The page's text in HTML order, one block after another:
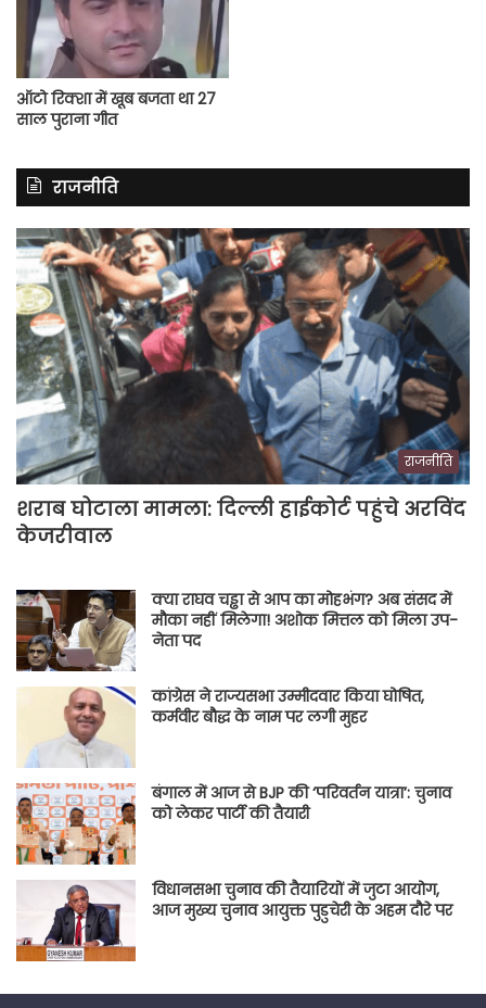
ऑटो रिक्शा में खूब बजता था 27
साल पुराना गीत
राजनीति
राजनीति
शराब घोटाला मामला: दिल्ली हाईकोर्ट पहुंचे अरविंद
केजरीवाल
क्या राघव चड्ढा से आप का मोहभंग? अब संसद में
मौका नहीं मिलेगा! अशोक मित्तल को मिला उप-
नेता पद
कांग्रेस ने राज्यसभा उम्मीदवार किया घोषित,
कर्मवीर बौद्ध के नाम पर लगी मुहर
बंगाल में आज से BJP की ‘परिवर्तन यात्रा’: चुनाव
को लेकर पार्टी की तैयारी
विधानसभा चुनाव की तैयारियों में जुटा आयोग,
आज मुख्य चुनाव आयुक्त पुडुचेरी के अहम दौरे पर